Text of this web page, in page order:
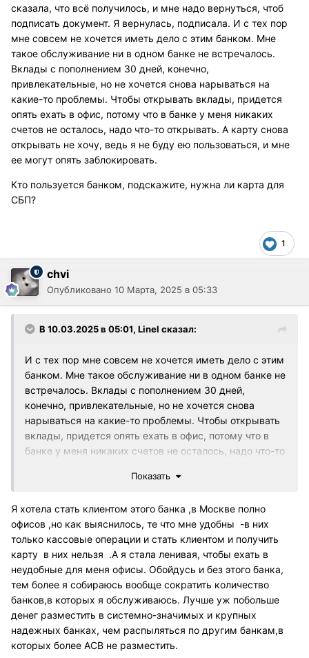
сказала, что всё получилось, и мне надо вернуться, чтоб
подписать документ. Я вернулась, подписала. И с тех пор
мне совсем не хочется иметь дело с этим банком. Мне
такое обслуживание ни в одном банке не встречалось.
Вклады с пополнением 30 дней, конечно,
привлекательные, но не хочется снова нарываться на
какие-то проблемы. Чтобы открывать вклады, придется
опять ехать в офис, потому что в банке у меня никаких
счетов не осталось, надо что-то открывать. А карту снова
открывать не хочу, ведь я не буду ею пользоваться, и мне
ее могут опять заблокировать.
Кто пользуется банком, подскажите, нужна ли карта для
СБП?
1
chvi
Опубликовано 10 Марта, 2025 в 05:33
В 10.03.2025 в 05:01, Linel сказал:
И с тех пор мне совсем не хочется иметь дело с этим
банком. Мне такое обслуживание ни в одном банке не
встречалось. Вклады с пополнением 30 дней,
конечно, привлекательные, но не хочется снова
нарываться на какие-то проблемы. Чтобы открывать
вклады, придется опять ехать в офис, потому что в
банке у меня никаких счетов не осталось, надо что-то
не буду ею пользоваться, и мне ее могут опять
Показать
Я хотела стать клиентом этого банка ,в Москве полно
офисов ,но как выяснилось, те что мне удобны -в них
только кассовые операции и стать клиентом и получить
карту в них нельзя .А я стала ленивая, чтобы ехать в
неудобные для меня офисы. Обойдусь и без этого банка,
тем более я собираюсь вообще сократить количество
банков,в которых я обслуживаюсь. Лучше уж побольше
денег разместить в системно-значимых и крупных
надежных банках, чем распыляться по другим банкам,в
которых более АСВ не разместить.